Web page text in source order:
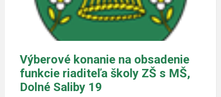
Výberové konanie na obsadenie
funkcie riaditeľa školy ZŠ s MŠ,
Dolné Saliby 19